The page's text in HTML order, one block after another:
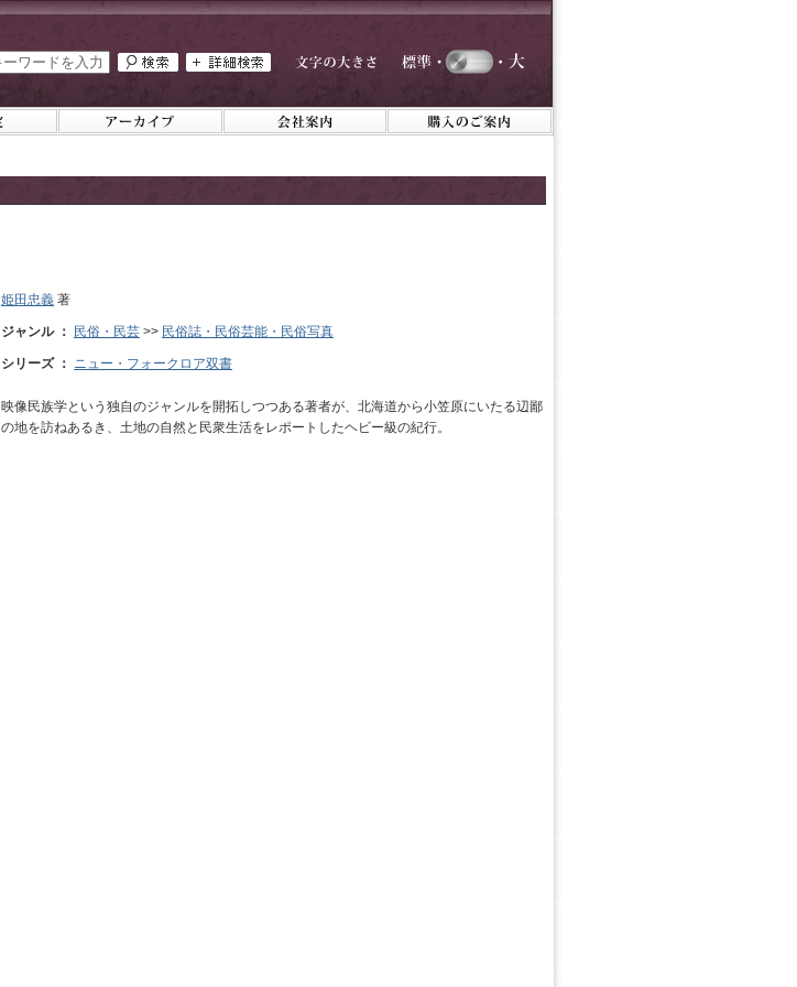
姫田忠義 著
ジャンル ： 民俗・民芸 >> 民俗誌・民俗芸能・民俗写真
シリーズ ： ニュー・フォークロア双書
映像民族学という独自のジャンルを開拓しつつある著者が、北海道から小笠原にいたる辺鄙
の地を訪ねあるき、土地の自然と民衆生活をレポートしたヘビー級の紀行。